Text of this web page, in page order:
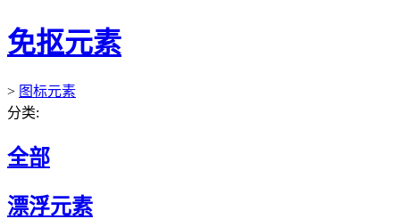
免抠元素
> 图标元素
分类:
全部
漂浮元素